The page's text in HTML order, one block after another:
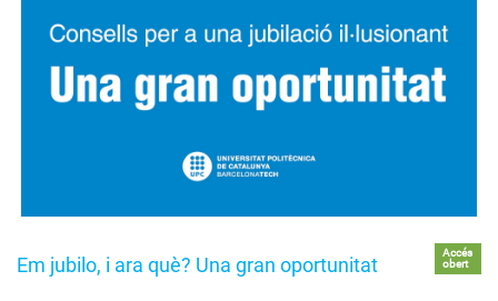
Em jubilo, i ara què? Una gran oportunitat
Accés
obert